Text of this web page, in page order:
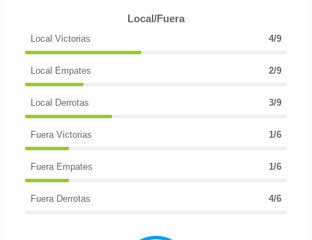
Local/Fuera
Local Victorias 4/9
Local Empates 2/9
Local Derrotas 3/9
Fuera Victorias 1/6
Fuera Empates 1/6
Fuera Derrotas 4/6